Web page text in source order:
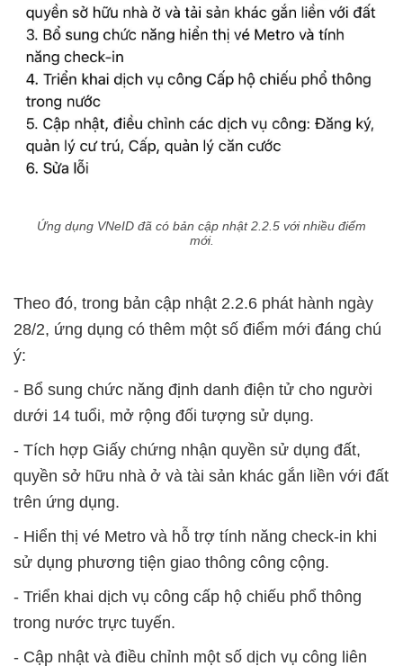
Ứng dụng VNeID đã có bản cập nhật 2.2.5 với nhiều điểm
mới.
Theo đó, trong bản cập nhật 2.2.6 phát hành ngày
28/2, ứng dụng có thêm một số điểm mới đáng chú
ý:
- Bổ sung chức năng định danh điện tử cho người
dưới 14 tuổi, mở rộng đối tượng sử dụng.
- Tích hợp Giấy chứng nhận quyền sử dụng đất,
quyền sở hữu nhà ở và tài sản khác gắn liền với đất
trên ứng dụng.
- Hiển thị vé Metro và hỗ trợ tính năng check-in khi
sử dụng phương tiện giao thông công cộng.
- Triển khai dịch vụ công cấp hộ chiếu phổ thông
trong nước trực tuyến.
- Cập nhật và điều chỉnh một số dịch vụ công liên